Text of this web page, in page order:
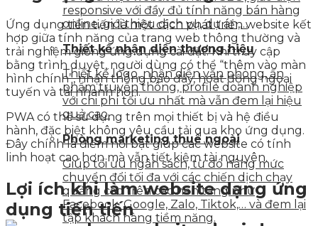
responsive với đầy đủ tính năng bán hàng
online, giới thiệu dịch vụ, dự án,…
Thiết kế nhận diện thương hiệu
Thiết kế logo, nhận diện văn phòng, ấn
phẩm truyền thông, profile doanh nghiệp
với chi phí tối ưu nhất mà vẫn đem lại hiệu
quả cao.
Phòng marketing thuê ngoài
Giúp tối ưu ngân sách, từ đó nâng mức
chuyển đổi tối đa với các chiến dịch chạy
quảng cáo trên các nền tảng như
Facebook, Google, Zalo, Tiktok,… và đem lại
tập khách hàng tiềm năng.
Ứng dụng tiến tiến là một cách phát triển website kết
hợp giữa tính năng của trang web thông thường và
trải nghiệm giống ứng dụng cài đặt. Khi truy cập
bằng trình duyệt, người dùng có thể “thêm vào màn
hình chính”, nhận thông báo đẩy, hoạt động ngoại
tuyến và tải nhanh hơn.
PWA có thể sử dụng trên mọi thiết bị và hệ điều
hành, đặc biệt không yêu cầu tải qua kho ứng dụng.
Đây chính là điểm nổi bật giúp các website có tính
linh hoạt cao hơn mà vẫn tiết kiệm tài nguyên.
Lợi ích khi làm website dạng ứng
dụng tiến tiến